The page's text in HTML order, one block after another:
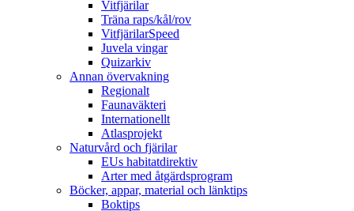
Vitfjärilar
Träna raps/kål/rov
VitfjärilarSpeed
Juvela vingar
Quizarkiv
Annan övervakning
Regionalt
Faunaväkteri
Internationellt
Atlasprojekt
Naturvård och fjärilar
EUs habitatdirektiv
Arter med åtgärdsprogram
Böcker, appar, material och länktips
Boktips